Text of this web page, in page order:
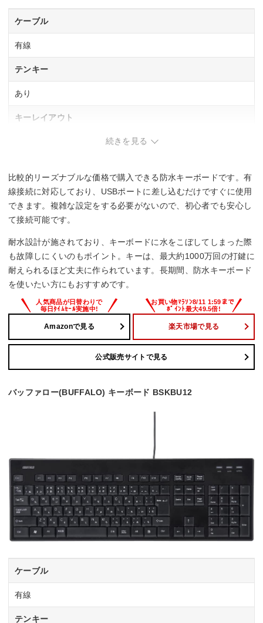
ケーブル
有線
テンキー
あり
キーレイアウト
キースイッチ
メンブレン
防水
サイズ
441×19.5×149 mm
続きを見る
比較的リーズナブルな価格で購入できる防水キーボードです。有
線接続に対応しており、USBポートに差し込むだけですぐに使用
できます。複雑な設定をする必要がないので、初心者でも安心し
て接続可能です。
耐水設計が施されており、キーボードに水をこぼしてしまった際
も故障しにくいのもポイント。キーは、最大約1000万回の打鍵に
耐えられるほど丈夫に作られています。長期間、防水キーボード
を使いたい方にもおすすめです。
Amazonで見る 楽天市場で見る
公式販売サイトで見る
バッファロー(BUFFALO) キーボード BSKBU12
ケーブル
有線
テンキー